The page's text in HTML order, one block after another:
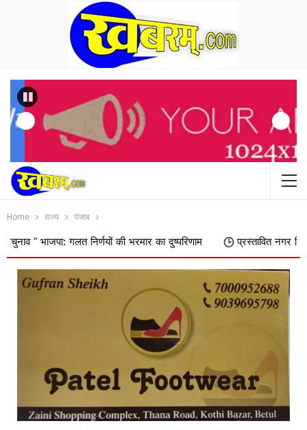
Previous
Home राज्य पंजाब
गलत निर्णयों की भरमार का दुष्परिणाम प्रस्तावित नगर निगम में शामिल